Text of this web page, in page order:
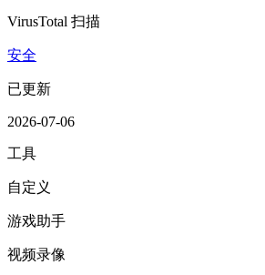
VirusTotal 扫描
安全
已更新
2026-07-06
工具
自定义
游戏助手
视频录像